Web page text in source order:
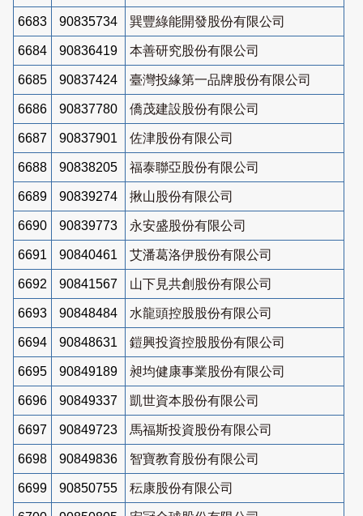
6683 90835734 巽豐綠能開發股份有限公司
6684 90836419 本善研究股份有限公司
6685 90837424 臺灣投緣第一品牌股份有限公司
6686 90837780 僑茂建設股份有限公司
6687 90837901 佐津股份有限公司
6688 90838205 福泰聯亞股份有限公司
6689 90839274 揪山股份有限公司
6690 90839773 永安盛股份有限公司
6691 90840461 艾潘葛洛伊股份有限公司
6692 90841567 山下見共創股份有限公司
6693 90848484 水龍頭控股股份有限公司
6694 90848631 鎧興投資控股股份有限公司
6695 90849189 昶均健康事業股份有限公司
6696 90849337 凱世資本股份有限公司
6697 90849723 馬福斯投資股份有限公司
6698 90849836 智寶教育股份有限公司
6699 90850755 秐康股份有限公司